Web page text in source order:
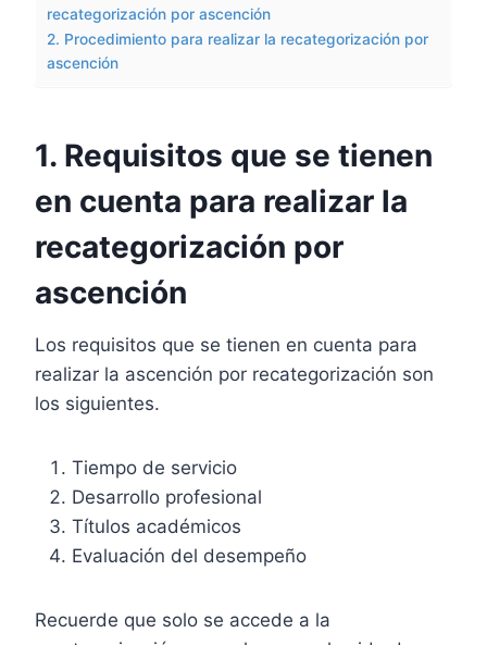
recategorización por ascención
2. Procedimiento para realizar la recategorización por
ascención
1. Requisitos que se tienen
en cuenta para realizar la
recategorización por
ascención
Los requisitos que se tienen en cuenta para
realizar la ascención por recategorización son
los siguientes.
Tiempo de servicio
Desarrollo profesional
Títulos académicos
Evaluación del desempeño
Recuerde que solo se accede a la